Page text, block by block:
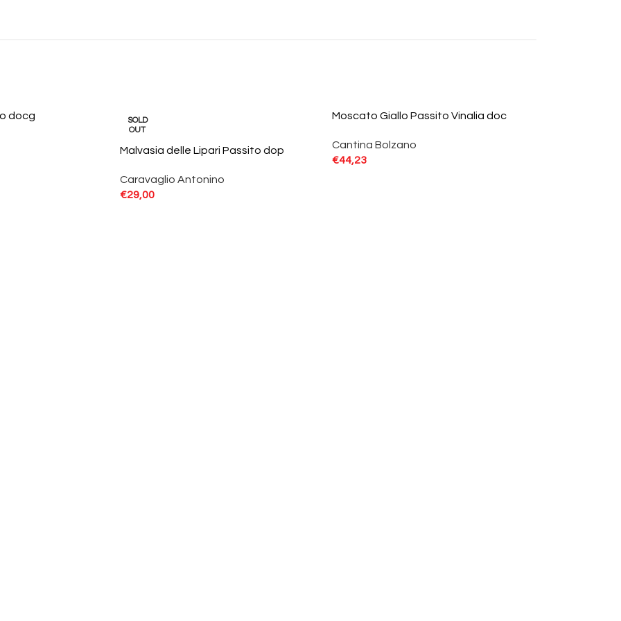
docg
SOLD
OUT
Malvasia delle Lipari Passito dop
Caravaglio Antonino
€29,00
Moscato Giallo Passito Vinalia doc
Cantina Bolzano
€44,23